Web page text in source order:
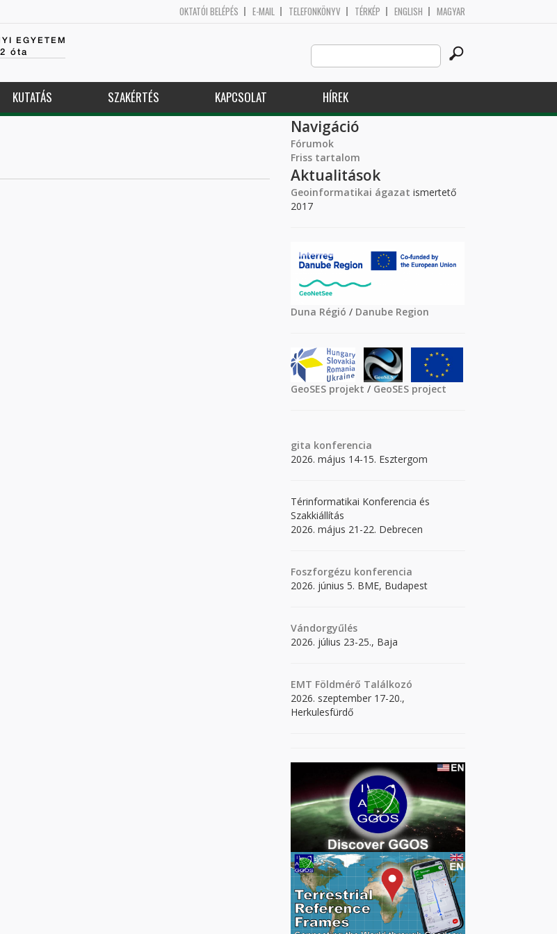
OKTATÓI BELÉPÉS E-MAIL TELEFONKÖNYV TÉRKÉP ENGLISH MAGYAR
EGYETEM
óta
Search
this
site
KUTATÁS SZAKÉRTÉS KAPCSOLAT HÍREK
Navigáció
Fórumok
Friss tartalom
Aktualitások
Geoinformatikai ágazat ismertető
2017
Duna Régió / Danube Region
GeoSES projekt / GeoSES project
gita konferencia
2026. május 14-15. Esztergom
Térinformatikai Konferencia és
Szakkiállítás
2026. május 21-22. Debrecen
Foszforgézu konferencia
2026. június 5. BME, Budapest
Vándorgyűlés
2026. július 23-25., Baja
EMT Földmérő Találkozó
2026. szeptember 17-20.,
Herkulesfürdő